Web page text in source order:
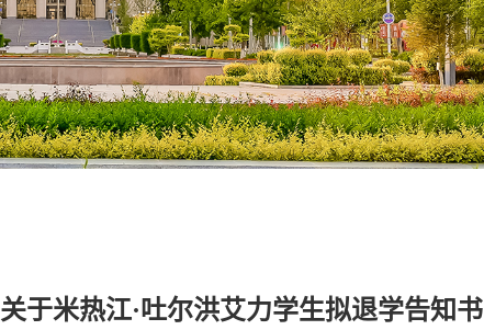
关于米热江·吐尔洪艾力学生拟退学告知书